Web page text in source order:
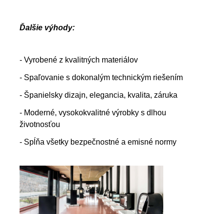
Ďalšie výhody:
- Vyrobené z kvalitných materiálov
- Spaľovanie s dokonalým technickým riešením
- Španielsky dizajn, elegancia, kvalita, záruka
- Moderné, vysokokvalitné výrobky s dlhou
životnosťou
- Spĺňa všetky bezpečnostné a emisné normy